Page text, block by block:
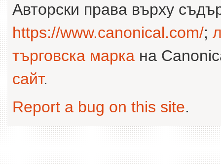
Авторски права върху
https://www.canonical.com/;
търговска марка на
сайт.
Report a bug on this site.